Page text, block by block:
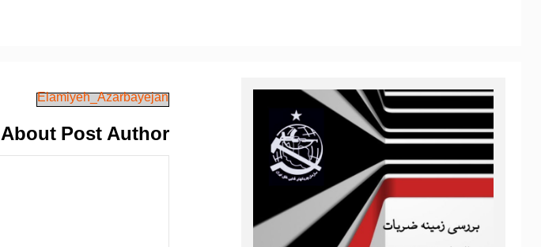
Elamiyeh_Azarbayejan
About Post Author